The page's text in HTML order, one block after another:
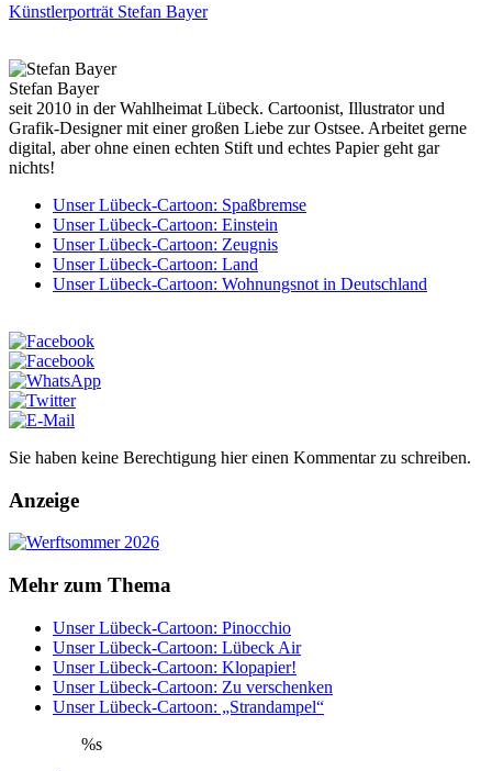
Künstlerporträt Stefan Bayer
Stefan Bayer
seit 2010 in der Wahlheimat Lübeck. Cartoonist, Illustrator und
Grafik-Designer mit einer großen Liebe zur Ostsee. Arbeitet gerne
digital, aber ohne einen echten Stift und echtes Papier geht gar
nichts!
Unser Lübeck-Cartoon: Spaßbremse
Unser Lübeck-Cartoon: Einstein
Unser Lübeck-Cartoon: Zeugnis
Unser Lübeck-Cartoon: Land
Unser Lübeck-Cartoon: Wohnungsnot in Deutschland
Sie haben keine Berechtigung hier einen Kommentar zu schreiben.
Anzeige
Mehr zum Thema
Unser Lübeck-Cartoon: Pinocchio
Unser Lübeck-Cartoon: Lübeck Air
Unser Lübeck-Cartoon: Klopapier!
Unser Lübeck-Cartoon: Zu verschenken
Unser Lübeck-Cartoon: „Strandampel“
%s